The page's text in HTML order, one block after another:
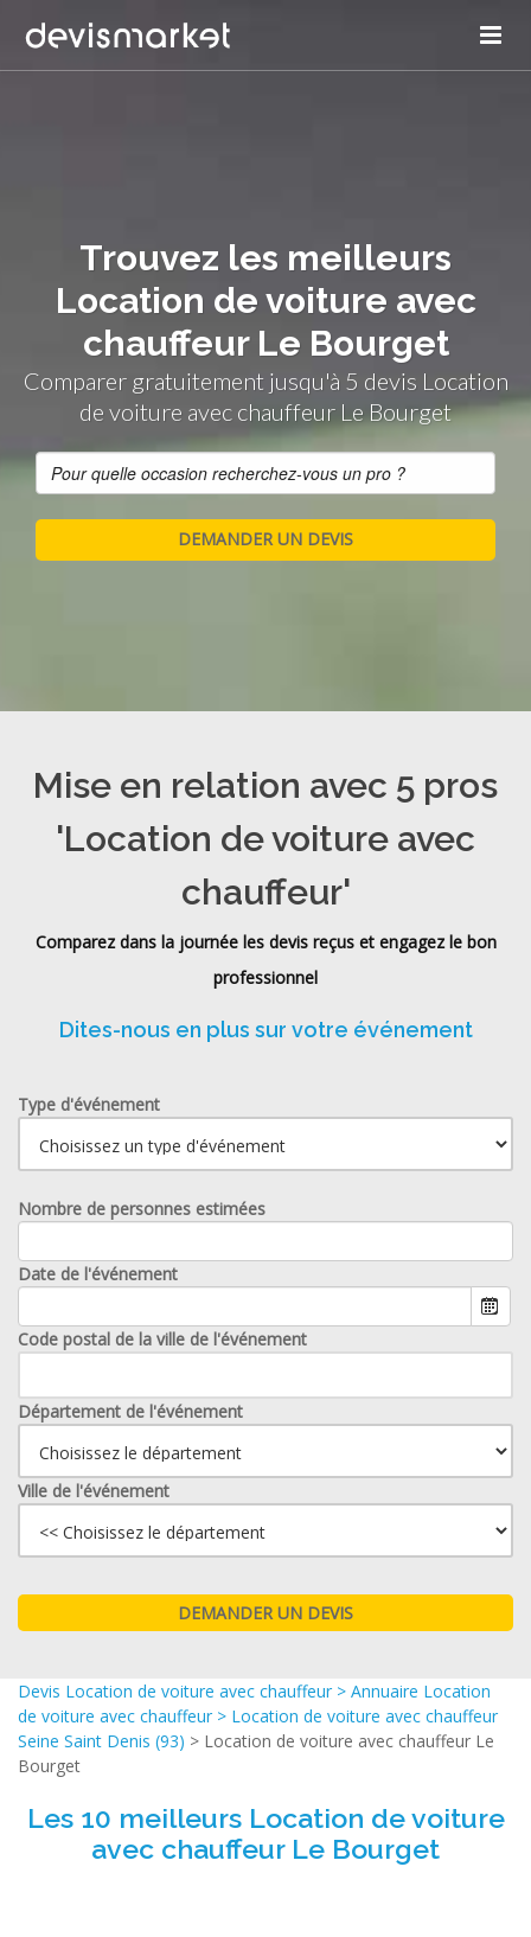
Trouvez les meilleurs
Location de voiture avec
chauffeur Le Bourget
Comparer gratuitement jusqu'à 5 devis Location
de voiture avec chauffeur Le Bourget
Mise en relation avec 5 pros
'Location de voiture avec
chauffeur'
Comparez dans la journée les devis reçus et engagez le bon
professionnel
Dites-nous en plus sur votre événement
Type d'événement
Nombre de personnes estimées
Date de l'événement
Code postal de la ville de l'événement
Département de l'événement
Ville de l'événement
Devis Location de voiture avec chauffeur > Annuaire Location
de voiture avec chauffeur > Location de voiture avec chauffeur
Seine Saint Denis (93) > Location de voiture avec chauffeur Le
Bourget
Les 10 meilleurs Location de voiture
avec chauffeur Le Bourget